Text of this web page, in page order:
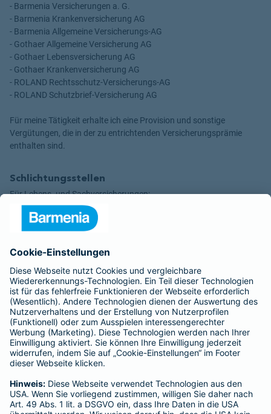
- Barmenia Versicherungen a. G.
- Barmenia Krankenversicherung AG
- Barmenia Allgemeine Versicherungs-AG
- Gothaer Allgemeine Versicherung AG
- Gothaer Lebensversicherung AG
- Gothaer Krankenversicherung AG
- ROLAND Rechtsschutz-Versicherungs-AG
- ROLAND Schutzbrief-Versicherung AG
Für meine Tätigkeit erhalte ich eine Provision und sonstige
Vergütungen, die in der zu entrichtenden Versicherungsprämie
enthalten sind.
Schlichtungsstellen
Für Lebens- und Sachversicherungen:
Verein Versicherungsombudsmann eV,
Postfach 080632, 10006 Berlin
Ombudsmann für private Kranken- / Pflege-Versicherungen,
Postfach 060222, 10052 Berlin
Impressum
Barmenia Gothaer Versicherung - Stephanie Hartmann
Sonnenstr. 14
66740 Saarlouis
0172 - 659 2552
stephanie.hartmann@barmenia.de